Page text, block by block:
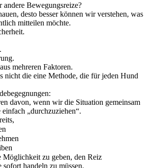
andere Bewegungsreize?
desto besser können wir verstehen, was
mitteilen möchte.
mehreren Faktoren.
nicht die eine Methode, die für jeden Hund
davon, wenn wir die Situation gemeinsam
einfach „durchzuziehen“.
zu geben, den Reiz
handeln zu müssen.